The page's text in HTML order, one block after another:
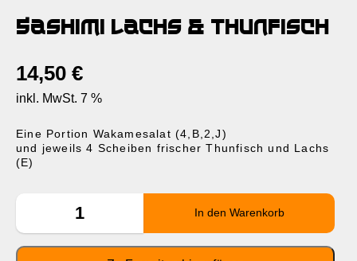
Sashimi Lachs & Thunfisch
14,50 €
inkl. MwSt. 7 %
Eine Portion Wakamesalat (4,B,2,J)
und jeweils 4 Scheiben frischer Thunfisch und Lachs
(E)